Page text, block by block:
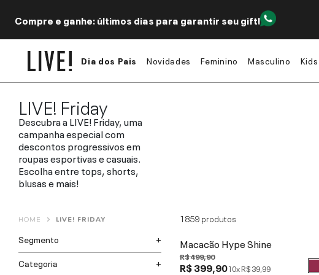
Compre e ganhe: últimos dias para garantir seu gift!
Dia dos Pais Novidades Feminino Masculino Kids
LIVE! Friday
Descubra a LIVE! Friday, uma
campanha especial com
descontos progressivos em
roupas esportivas e casuais.
Escolha entre tops, shorts,
blusas e mais!
HOME LIVE! FRIDAY 1859produtos
Segmento
Categoria
Macacão Hype Shine
R$ 499,90
R$ 399,9010xR$ 39,99